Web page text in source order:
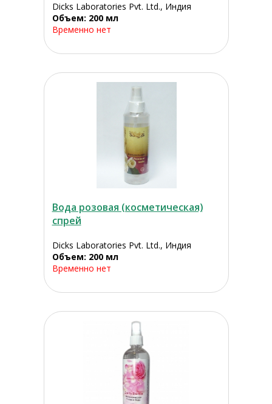
Dicks Laboratories Pvt. Ltd., Индия
Объем: 200 мл
Временно нет
Вода розовая (косметическая)
спрей
Dicks Laboratories Pvt. Ltd., Индия
Объем: 200 мл
Временно нет